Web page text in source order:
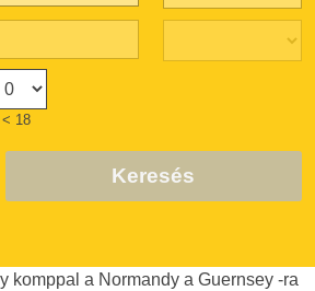
< 18
Keresés
komppal a Normandy a Guernsey -ra